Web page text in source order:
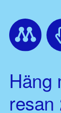
För
Häng
resan